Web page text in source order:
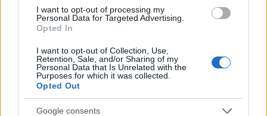
I want to opt-out of processing my
Personal Data for Targeted Advertising.
Opted In
I want to opt-out of Collection, Use,
Retention, Sale, and/or Sharing of my
Personal Data that Is Unrelated with the
Purposes for which it was collected.
Opted Out
Google consents
07.06.2026byΣοφια Σουζα
Beauty,Celebrities
Bleu de Chanel
30.05.2026byΔημητρα Γκασιαμη
Celebrities
Chanel στη Σεούλ: Οι καλεσμένοι